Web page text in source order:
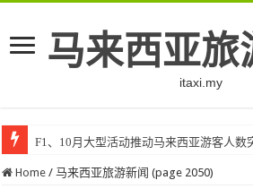
马来西亚旅
itaxi.my
F1、10月大型活动推动马来西亚游客人数
Home / 马来西亚旅游新闻 (page 2050)